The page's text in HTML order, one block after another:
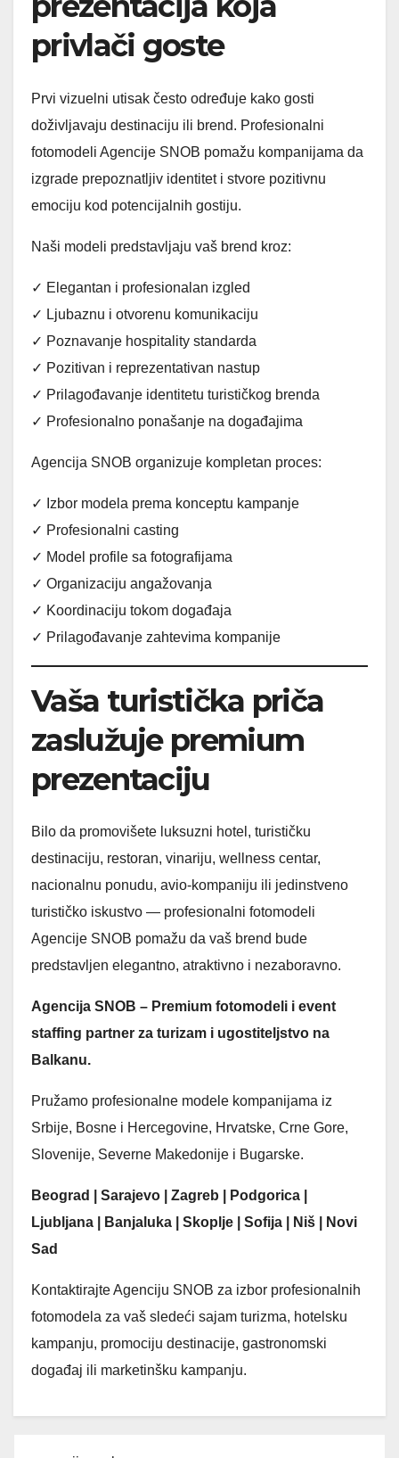
privlači goste
Prvi vizuelni utisak često određuje kako gosti
doživljavaju destinaciju ili brend. Profesionalni
fotomodeli Agencije SNOB pomažu kompanijama da
izgrade prepoznatljiv identitet i stvore pozitivnu
emociju kod potencijalnih gostiju.
Naši modeli predstavljaju vaš brend kroz:
✓ Elegantan i profesionalan izgled
✓ Ljubaznu i otvorenu komunikaciju
✓ Poznavanje hospitality standarda
✓ Pozitivan i reprezentativan nastup
✓ Prilagođavanje identitetu turističkog brenda
✓ Profesionalno ponašanje na događajima
Agencija SNOB organizuje kompletan proces:
✓ Izbor modela prema konceptu kampanje
✓ Profesionalni casting
✓ Model profile sa fotografijama
✓ Organizaciju angažovanja
✓ Koordinaciju tokom događaja
✓ Prilagođavanje zahtevima kompanije
Vaša turistička priča
zaslužuje premium
prezentaciju
Bilo da promovišete luksuzni hotel, turističku
destinaciju, restoran, vinariju, wellness centar,
nacionalnu ponudu, avio-kompaniju ili jedinstveno
turističko iskustvo — profesionalni fotomodeli
Agencije SNOB pomažu da vaš brend bude
predstavljen elegantno, atraktivno i nezaboravno.
Agencija SNOB – Premium fotomodeli i event
staffing partner za turizam i ugostiteljstvo na
Balkanu.
Pružamo profesionalne modele kompanijama iz
Srbije, Bosne i Hercegovine, Hrvatske, Crne Gore,
Slovenije, Severne Makedonije i Bugarske.
Beograd | Sarajevo | Zagreb | Podgorica |
Ljubljana | Banjaluka | Skoplje | Sofija | Niš | Novi
Sad
Kontaktirajte Agenciju SNOB za izbor profesionalnih
fotomodela za vaš sledeći sajam turizma, hotelsku
kampanju, promociju destinacije, gastronomski
događaj ili marketinšku kampanju.